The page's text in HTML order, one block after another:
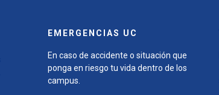
EMERGENCIAS UC
En caso de accidente o situación que
ponga en riesgo tu vida dentro de los
campus.